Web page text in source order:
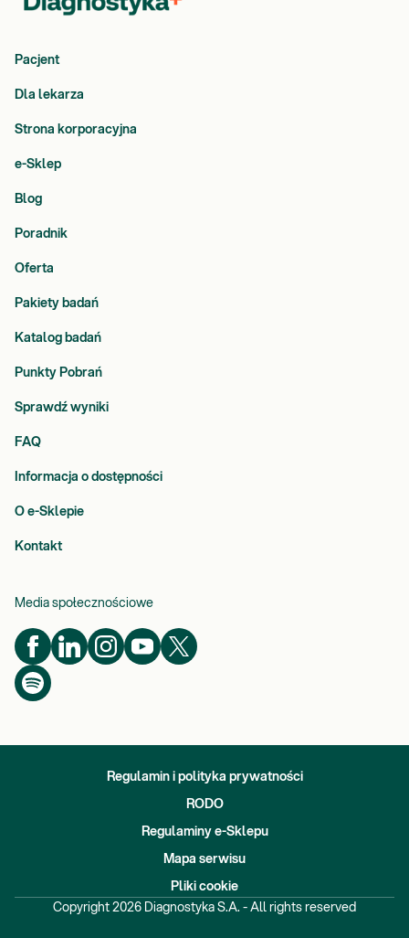
Pacjent
Dla lekarza
Strona korporacyjna
e-Sklep
Blog
Poradnik
Oferta
Pakiety badań
Katalog badań
Punkty Pobrań
Sprawdź wyniki
FAQ
Informacja o dostępności
O e-Sklepie
Kontakt
Media społecznościowe
Regulamin i polityka prywatności
RODO
Regulaminy e-Sklepu
Mapa serwisu
Pliki cookie
Copyright 2026 Diagnostyka S.A. - All rights reserved